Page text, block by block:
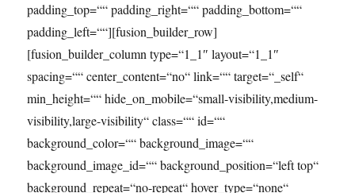
padding_top=““ padding_right=““ padding_bottom=““
padding_left=““][fusion_builder_row]
[fusion_builder_column type=“1_1″ layout=“1_1″
spacing=““ center_content=“no“ link=““ target=“_self“
min_height=““ hide_on_mobile=“small-visibility,medium-
visibility,large-visibility“ class=““ id=““
background_color=““ background_image=““
background_image_id=““ background_position=“left top“
background_repeat=“no-repeat“ hover_type=“none“